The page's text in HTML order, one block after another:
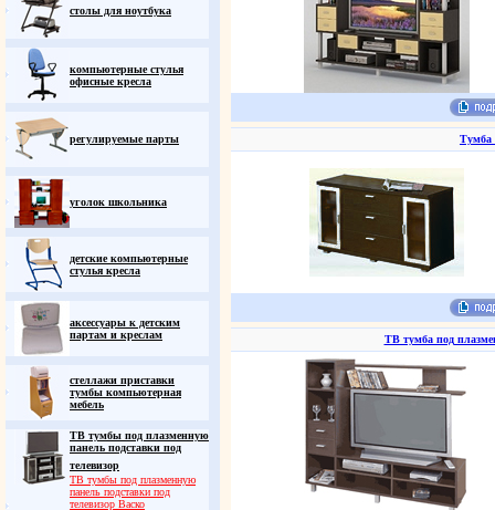
столы для ноутбука
компьютерные стулья
офисные кресла
регулируемые парты
уголок школьника
детские компьютерные
стулья кресла
аксессуары к детским
партам и креслам
стеллажи приставки
тумбы компьютерная
мебель
ТВ тумбы под плазменную
панель подставки под
телевизор
ТВ тумбы под плазменную
панель подставки под
телевизор Васко
Тумба
ТВ тумба под